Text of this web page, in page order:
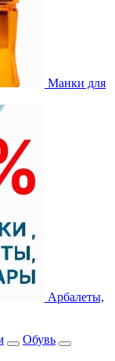
Манки для
Арбалеты,
Обувь